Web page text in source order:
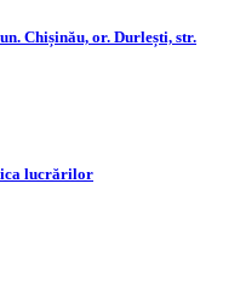
Chișinău, or. Durlești, str.
lucrărilor